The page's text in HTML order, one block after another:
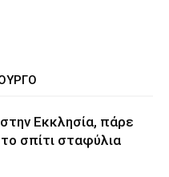
Εκκλησία, πάρε
σπίτι σταφύλια